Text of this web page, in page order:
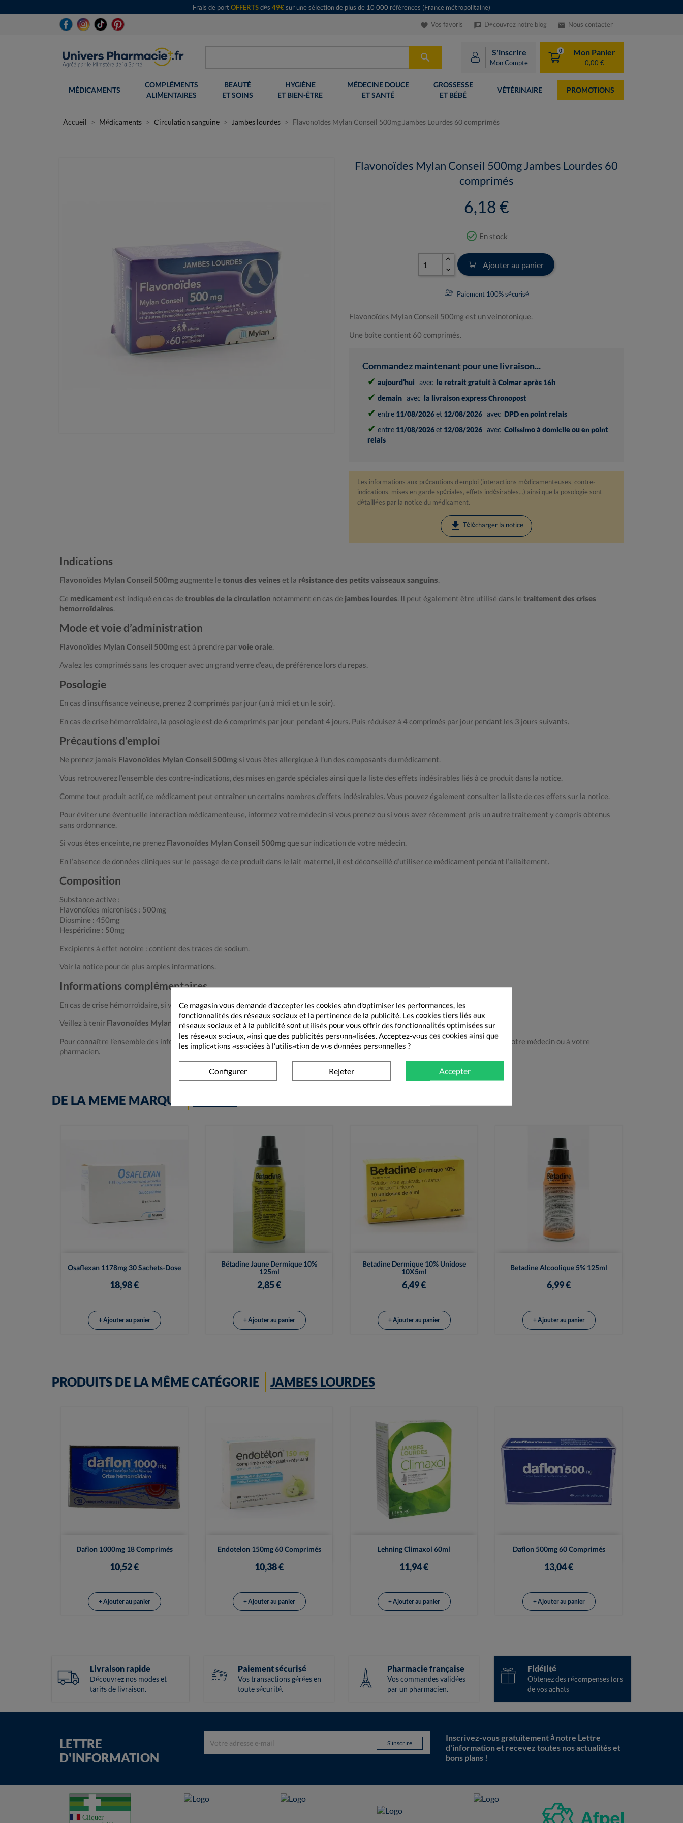
Frais de portOFFERTSdès 49€sur une sélection de plus de 10 000 références (France métropolitaine)
favorite Vos favoris speaker_notes Découvrez notre blog email Nous contacter
 S'inscrire
Mon Compte
0 Mon Panier
0,00 €
MÉDICAMENTS
COMPLÉMENTS
ALIMENTAIRES
BEAUTÉ
ET SOINS
HYGIÈNE
ET BIEN-ÊTRE
MÉDECINE DOUCE
ET SANTÉ
GROSSESSE
ET BÉBÉ
VÉTÉRINAIRE PROMOTIONS
Accueil Médicaments Circulation sanguine Jambes lourdes Flavonoïdes Mylan Conseil 500mg Jambes Lourdes 60 comprimés
Flavonoïdes Mylan Conseil 500mg Jambes Lourdes 60
comprimés
6,18 €
check_circle_outline En stock
Ajouter au panier
Paiement 100% sécurisé
Flavonoïdes Mylan Conseil 500mg est un veinotonique.
Une boîte contient 60 comprimés.
Commandez maintenant pour une livraison...
✔ aujourd'hui avec le retrait gratuit à Colmar après 16h
✔ demain avec la livraison express Chronopost
✔ entre 11/08/2026et 12/08/2026 avec DPD en point relais
✔ entre 11/08/2026et 12/08/2026 avec Colissimo à domicile ou en point
relais
Les informations aux précautions d'emploi (interactions médicamenteuses, contre-
indications, mises en garde spéciales, effets indésirables...) ainsi que la posologie sont
détaillées par la notice du médicament.
download Télécharger la notice
Indications
Flavonoïdes Mylan Conseil 500mg augmente le tonus des veines et la résistance des petits vaisseaux sanguins.
Ce médicamentest indiqué en cas de troubles de la circulation notamment en cas de jambes lourdes. Il peut également être utilisé dans le traitement des crises
hémorroïdaires.
Mode et voie d’administration
Flavonoïdes Mylan Conseil 500mgest à prendre parvoie orale.
Avalez les comprimés sans les croquer avec un grand verre d’eau, de préférence lors du repas.
Posologie
En cas d’insuffisance veineuse, prenez 2 comprimés par jour (un à midi et un le soir).
En cas de crise hémorroïdaire, la posologie est de 6 comprimés par jour pendant 4 jours. Puis réduisez à 4 comprimés par jour pendant les 3 jours suivants.
Précautions d’emploi
Ne prenez jamais Flavonoïdes Mylan Conseil 500mg si vous êtes allergique à l’un des composants du médicament.
Vous retrouverez l’ensemble des contre-indications, des mises en garde spéciales ainsi que la liste des effets indésirables liés à ce produit dans la notice.
Comme tout produit actif, ce médicament peut entraîner un certains nombres d’effets indésirables. Vous pouvez également consulter la liste de ces effets sur la notice.
Pour éviter une éventuelle interaction médicamenteuse, informez votre médecin si vous prenez ou si vous avez récemment pris un autre traitement y compris obtenus
sans ordonnance.
Si vous êtes enceinte, ne prenez Flavonoïdes Mylan Conseil 500mgque sur indication de votre médecin.
En l’absence de données cliniques sur le passage de ce produit dans le lait maternel, il est déconseillé d’utiliser ce médicament pendant l’allaitement.
Composition
Substance active :
Flavonoïdes micronisés : 500mg
Diosmine : 450mg
Hespéridine : 50mg
Excipients à effet notoire : contient des traces de sodium.
Voir la notice pour de plus amples informations.
Informations complémentaires
En cas de crise hémorroïdaire, si vous ne notez pas d’amélioration au bout de 15 jours de traitement, consultez votre médecin
Veillez à tenir Flavonoïdes Mylan Conseil 500mghors de portée et de vue des enfants.
Pour connaître l’ensemble des informations relatives à ce médicament, nous vous invitons à consulter la notice ou à demander conseil à votre médecin ou à votre
pharmacien.
DE LA MEME MARQUE
Osaflexan 1178mg 30 Sachets-Dose
18,98 €
Vue rapide
+ Ajouter au panier
Bétadine Jaune Dermique 10%
125ml
2,85 €
Vue rapide
+ Ajouter au panier
Betadine Dermique 10% Unidose
10X5ml
6,49 €
Vue rapide
+ Ajouter au panier
Betadine Alcoolique 5% 125ml
6,99 €
Vue rapide
+ Ajouter au panier
PRODUITS DE LA MÊME CATÉGORIE JAMBES LOURDES
Daflon 1000mg 18 Comprimés
10,52 €
 Vue rapide
+ Ajouter au panier
Endotelon 150mg 60 Comprimés
10,38 €
 Vue rapide
+ Ajouter au panier
Lehning Climaxol 60ml
11,94 €
 Vue rapide
+ Ajouter au panier
Daflon 500mg 60 Comprimés
13,04 €
 Vue rapide
+ Ajouter au panier
Livraison rapide
Découvrez nos modes et
tarifs de livraison.
Paiement sécurisé
Vos transactions gérées en
toute sécurité.
Pharmacie française
Vos commandes validées
par un pharmacien.
Fidélité
Obtenez des récompenses lors
de vos achats
LETTRE
D'INFORMATION
Inscrivez-vous gratuitement à notre Lettre
d'information et recevez toutes nos actualités et
bons plans !
Ce magasin vous demande d'accepter les cookies afin d'optimiser les performances, les
fonctionnalités des réseaux sociaux et la pertinence de la publicité. Les cookies tiers liés aux
réseaux sociaux et à la publicité sont utilisés pour vous offrir des fonctionnalités optimisées sur
les réseaux sociaux, ainsi que des publicités personnalisées. Acceptez-vous ces cookies ainsi que
les implications associées à l'utilisation de vos données personnelles ?
Configurer Rejeter Accepter